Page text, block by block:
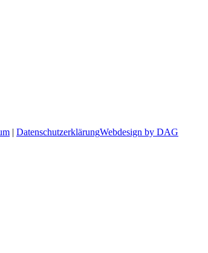
| DatenschutzerklärungWebdesign by DAG